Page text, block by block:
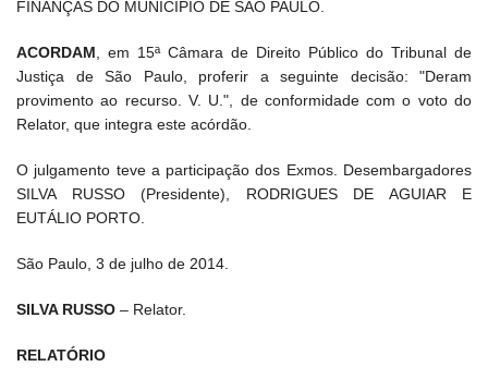
FINANÇAS DO MUNICÍPIO DE SÃO PAULO.
ACORDAM , em 15ª Câmara de Direito Público do Tribunal de
Justiça de São Paulo, proferir a seguinte decisão: "Deram
provimento ao recurso. V. U.", de conformidade com o voto do
Relator, que integra este acórdão.
O julgamento teve a participação dos Exmos. Desembargadores
SILVA RUSSO (Presidente), RODRIGUES DE AGUIAR E
EUTÁLIO PORTO.
São Paulo, 3 de julho de 2014.
SILVA RUSSO – Relator.
RELATÓRIO